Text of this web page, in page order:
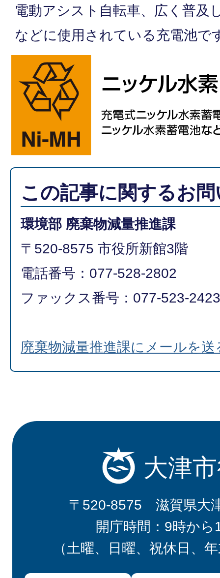
電動アシスト自転車、広く普及
などに使用されている充電池で
この記事に関するお
環境部 廃棄物減量推進課
〒520-8575 市役所新館3階
電話番号：077-528-2802
ファックス番号：077-523-2423
廃棄物減量推進課にメールを送
大津
〒520-8575 滋賀県大
開庁時間：9時から
（土曜、日曜、祝休日、